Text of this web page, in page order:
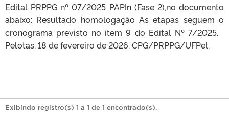
Edital PRPPG nº 07/2025 PAPIn (Fase 2),no documento
abaixo: Resultado homologação As etapas seguem o
cronograma previsto no item 9 do Edital Nº 7/2025.
Pelotas, 18 de fevereiro de 2026. CPG/PRPPG/UFPel.
Exibindo registro(s) 1 a 1 de 1 encontrado(s).